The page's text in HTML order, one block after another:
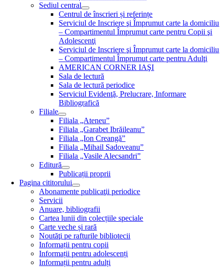
Sediul central
Centrul de înscrieri și referințe
Serviciul de Inscriere şi Împrumut carte la domiciliu
– Compartimentul Împrumut carte pentru Copii şi
Adolescenţi
Serviciul de Inscriere şi Împrumut carte la domiciliu
– Compartimentul Împrumut carte pentru Adulţi
AMERICAN CORNER IAŞI
Sala de lectură
Sala de lectură periodice
Serviciul Evidenţă, Prelucrare, Informare
Bibliografică
Filiale
Filiala „Ateneu”
Filiala „Garabet Ibrăileanu”
Filiala „Ion Creangă”
Filiala „Mihail Sadoveanu”
Filiala „Vasile Alecsandri”
Editură
Publicații proprii
Pagina cititorului
Abonamente publicaţii periodice
Servicii
Anuare, bibliografii
Cartea lunii din colecțiile speciale
Carte veche și rară
Noutăţi pe rafturile bibliotecii
Informații pentru copii
Informații pentru adolescenți
Informații pentru adulți